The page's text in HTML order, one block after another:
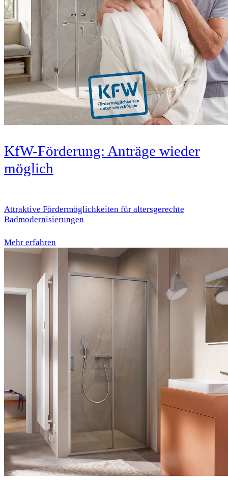
KfW-Förderung: Anträge wieder
möglich
Attraktive Fördermöglichkeiten für altersgerechte
Badmodernisierungen
Mehr erfahren